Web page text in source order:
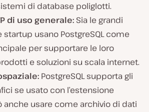
di database poliglotti.
di uso generale: Sia le grandi
startup usano PostgreSQL come
per supportare le loro
e soluzioni su scala internet.
PostgreSQL supporta gli
se usato con l’estensione
anche usare come archivio di dati